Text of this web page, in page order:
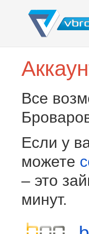
Все
Если у
можете
– это
минут.